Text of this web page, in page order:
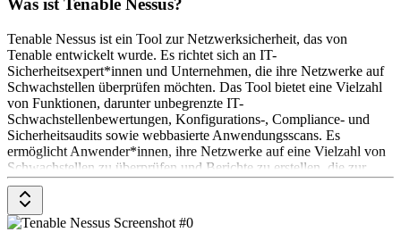
Was ist Tenable Nessus?
Tenable Nessus ist ein Tool zur Netzwerksicherheit, das von
Tenable entwickelt wurde. Es richtet sich an IT-
Sicherheitsexpert*innen und Unternehmen, die ihre Netzwerke auf
Schwachstellen überprüfen möchten. Das Tool bietet eine Vielzahl
von Funktionen, darunter unbegrenzte IT-
Schwachstellenbewertungen, Konfigurations-, Compliance- und
Sicherheitsaudits sowie webbasierte Anwendungsscans. Es
ermöglicht Anwender*innen, ihre Netzwerke auf eine Vielzahl von
Schwachstellen zu überprüfen und Berichte zu erstellen, die zur
Behebung dieser Schwachstellen verwendet werden können.
Tenable Nessus wird in zwei Versionen angeboten: Nessus Expert
und Nessus Professional. Die Preise beginnen bei $5,990 pro Jahr
für Nessus Expert und $3,990 pro Jahr für Nessus Professional.